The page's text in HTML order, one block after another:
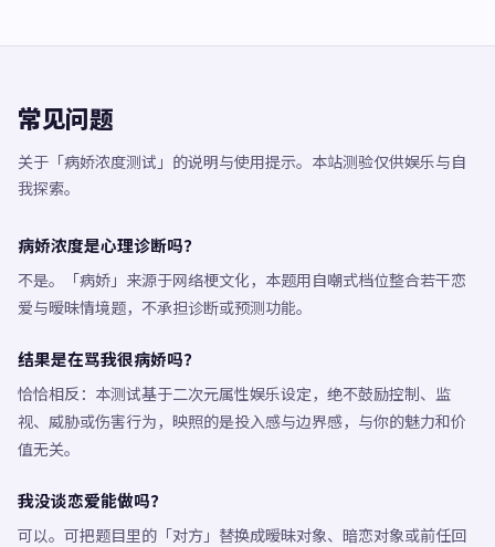
常见问题
关于「病娇浓度测试」的说明与使用提示。本站测验仅供娱乐与自
我探索。
病娇浓度是心理诊断吗？
不是。「病娇」来源于网络梗文化，本题用自嘲式档位整合若干恋
爱与暧昧情境题，不承担诊断或预测功能。
结果是在骂我很病娇吗？
恰恰相反：本测试基于二次元属性娱乐设定，绝不鼓励控制、监
视、威胁或伤害行为，映照的是投入感与边界感，与你的魅力和价
值无关。
我没谈恋爱能做吗？
可以。可把题目里的「对方」替换成暧昧对象、暗恋对象或前任回